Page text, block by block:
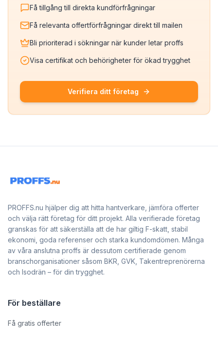
Få tillgång till direkta kundförfrågningar
Få relevanta offertförfrågningar direkt till mailen
Bli prioriterad i sökningar när kunder letar proffs
Visa certifikat och behörigheter för ökad trygghet
Verifiera ditt företag
PROFFS.nu hjälper dig att hitta hantverkare, jämföra offerter
och välja rätt företag för ditt projekt. Alla verifierade företag
granskas för att säkerställa att de har giltig F-skatt, stabil
ekonomi, goda referenser och starka kundomdömen. Många
av våra anslutna proffs är dessutom certifierade genom
branschorganisationer såsom BKR, GVK, Takentreprenörerna
och Isodrän – för din trygghet.
För beställare
Få gratis offerter